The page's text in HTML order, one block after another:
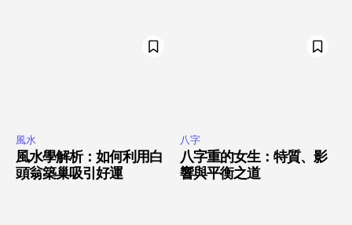
風水
風水學解析：如何利用白
頭翁築巢吸引好運
八字
八字重的女生：特質、影
響與平衡之道